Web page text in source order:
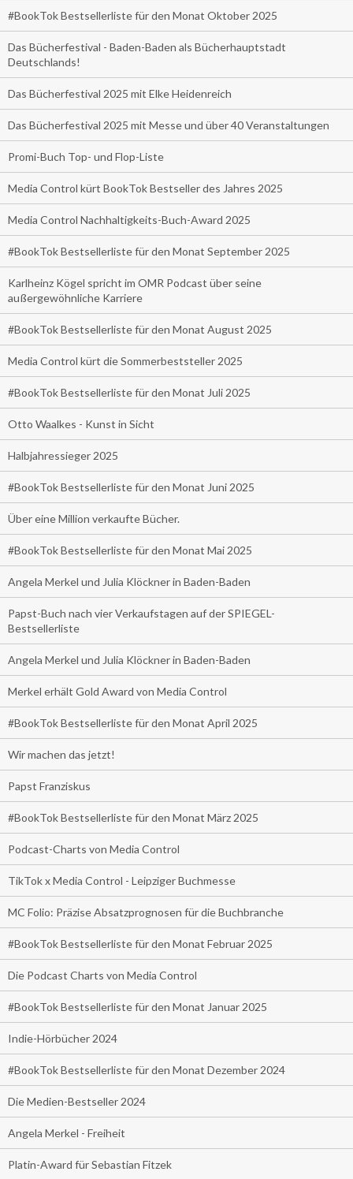
#BookTok Bestsellerliste für den Monat Oktober 2025
Das Bücherfestival - Baden-Baden als Bücherhauptstadt
Deutschlands!
Das Bücherfestival 2025 mit Elke Heidenreich
Das Bücherfestival 2025 mit Messe und über 40 Veranstaltungen
Promi-Buch Top- und Flop-Liste
Media Control kürt BookTok Bestseller des Jahres 2025
Media Control Nachhaltigkeits-Buch-Award 2025
#BookTok Bestsellerliste für den Monat September 2025
Karlheinz Kögel spricht im OMR Podcast über seine
außergewöhnliche Karriere
#BookTok Bestsellerliste für den Monat August 2025
Media Control kürt die Sommerbeststeller 2025
#BookTok Bestsellerliste für den Monat Juli 2025
Otto Waalkes - Kunst in Sicht
Halbjahressieger 2025
#BookTok Bestsellerliste für den Monat Juni 2025
Über eine Million verkaufte Bücher.
#BookTok Bestsellerliste für den Monat Mai 2025
Angela Merkel und Julia Klöckner in Baden-Baden
Papst-Buch nach vier Verkaufstagen auf der SPIEGEL-
Bestsellerliste
Angela Merkel und Julia Klöckner in Baden-Baden
Merkel erhält Gold Award von Media Control
#BookTok Bestsellerliste für den Monat April 2025
Wir machen das jetzt!
Papst Franziskus
#BookTok Bestsellerliste für den Monat März 2025
Podcast-Charts von Media Control
TikTok x Media Control - Leipziger Buchmesse
MC Folio: Präzise Absatzprognosen für die Buchbranche
#BookTok Bestsellerliste für den Monat Februar 2025
Die Podcast Charts von Media Control
#BookTok Bestsellerliste für den Monat Januar 2025
Indie-Hörbücher 2024
#BookTok Bestsellerliste für den Monat Dezember 2024
Die Medien-Bestseller 2024
Angela Merkel - Freiheit
Platin-Award für Sebastian Fitzek